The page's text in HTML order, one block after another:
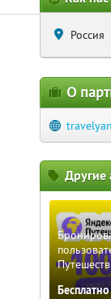
Россия
О
Другие
Бесплатно